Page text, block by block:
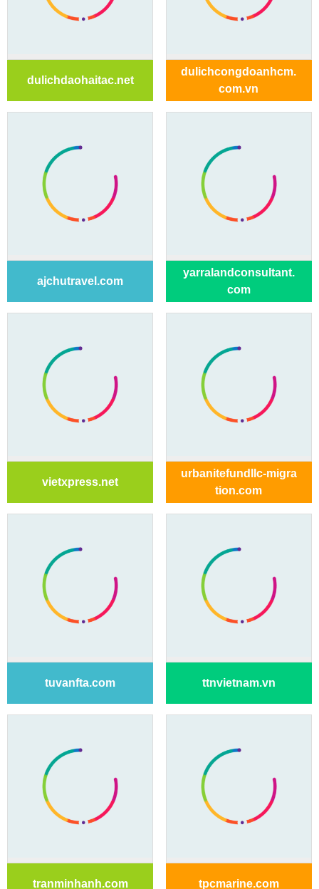
dulichdaohaitac.net
dulichcongdoanhcm.
com.vn
ajchutravel.com
yarralandconsultant.
com
vietxpress.net
urbanitefundllc-migra
tion.com
tuvanfta.com ttnvietnam.vn
tranminhanh.com tpcmarine.com